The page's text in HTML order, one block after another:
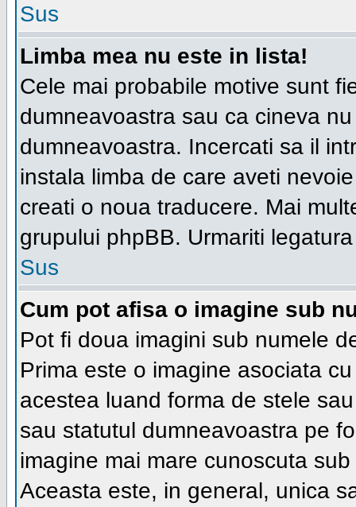
Sus
Limba mea nu este in lista!
Cele mai probabile motive sunt
dumneavoastra sau ca cineva
dumneavoastra. Incercati sa il
instala limba de care aveti
creati o noua traducere. Mai
grupului phpBB. Urmariti
Sus
Cum pot afisa o imagine sub
Pot fi doua imagini sub numele
Prima este o imagine asociata
acestea luand forma de stele
sau statutul dumneavoastra pe
imagine mai mare cunoscuta
Aceasta este, in general, unica